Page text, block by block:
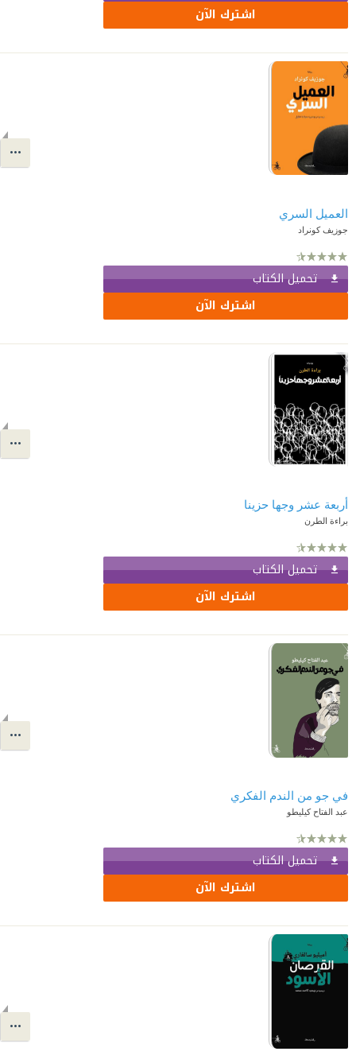
اشترك الآن
العميل السري
جوزيف كونراد
تحميل الكتاب
اشترك الآن
أربعة عشر وجها حزينا
براءة الطرن
تحميل الكتاب
اشترك الآن
في جو من الندم الفكري
عبد الفتاح كيليطو
تحميل الكتاب
اشترك الآن